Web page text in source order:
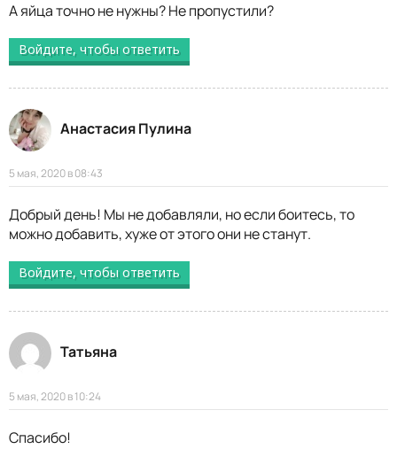
А яйца точно не нужны? Не пропустили?
Войдите, чтобы ответить
Анастасия Пулина
5 мая, 2020 в 08:43
Добрый день! Мы не добавляли, но если боитесь, то
можно добавить, хуже от этого они не станут.
Войдите, чтобы ответить
Татьяна
5 мая, 2020 в 10:24
Спасибо!